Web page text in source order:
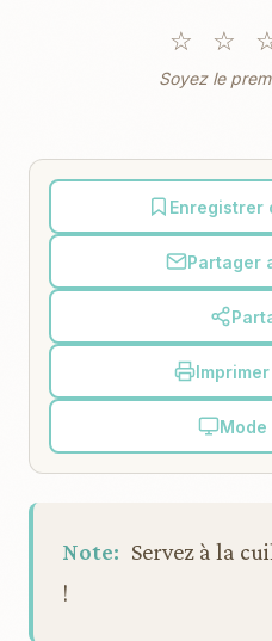
☆ ☆
Soyez le
Enregistrer
Partager
Mode
Note: Servez à la
!